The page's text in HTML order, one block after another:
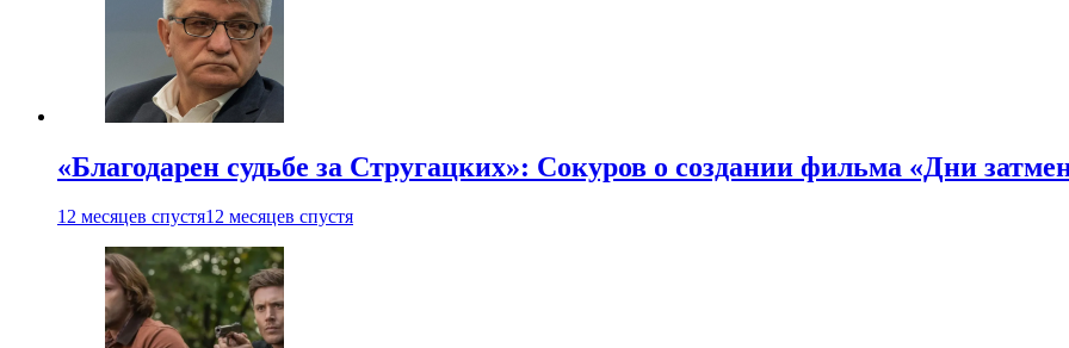
«Благодарен судьбе за Стругацких»: Сокуров о создании фильма «Дни
12 месяцев спустя12 месяцев спустя